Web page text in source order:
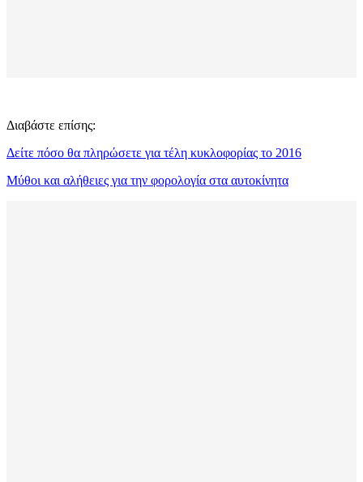
Διαβάστε επίσης:
Δείτε πόσο θα πληρώσετε για τέλη κυκλοφορίας το 2016
Μύθοι και αλήθειες για την φορολογία στα αυτοκίνητα